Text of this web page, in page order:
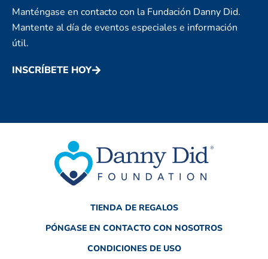
Manténgase en contacto con la Fundación Danny Did.
Mantente al día de eventos especiales e información
útil.
INSCRÍBETE HOY
TIENDA DE REGALOS
PÓNGASE EN CONTACTO CON NOSOTROS
CONDICIONES DE USO